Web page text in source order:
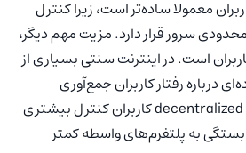
معمولا ساده‌تر است، زیرا کنترل
سرور قرار دارد. مزیت مهم دیگر،
است. در اینترنت سنتی بسیاری از
درباره رفتار کاربران جمع‌آوری
می‌کنند. اما در decentralized internet کاربران کنترل بیشتری
به پلتفرم‌های واسطه کمتر